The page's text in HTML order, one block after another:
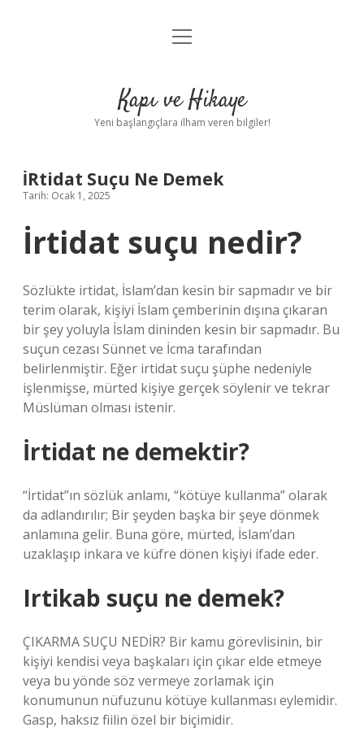
Anasayfa
Yasal Uyarı
menüyü
Kapı ve Hikaye
Yeni başlangıçlara ilham veren bilgiler!
İRtidat Suçu Ne Demek
Tarih: Ocak 1, 2025
İrtidat suçu nedir?
Sözlükte irtidat, İslam’dan kesin bir sapmadır ve bir
terim olarak, kişiyi İslam çemberinin dışına çıkaran
bir şey yoluyla İslam dininden kesin bir sapmadır. Bu
suçun cezası Sünnet ve İcma tarafından
belirlenmiştir. Eğer irtidat suçu şüphe nedeniyle
işlenmişse, mürted kişiye gerçek söylenir ve tekrar
Müslüman olması istenir.
İrtidat ne demektir?
“İrtidat”ın sözlük anlamı, “kötüye kullanma” olarak
da adlandırılır; Bir şeyden başka bir şeye dönmek
anlamına gelir. Buna göre, mürted, İslam’dan
uzaklaşıp inkara ve küfre dönen kişiyi ifade eder.
Irtikab suçu ne demek?
ÇIKARMA SUÇU NEDİR? Bir kamu görevlisinin, bir
kişiyi kendisi veya başkaları için çıkar elde etmeye
veya bu yönde söz vermeye zorlamak için
konumunun nüfuzunu kötüye kullanması eylemidir.
Gasp, haksız fiilin özel bir biçimidir.